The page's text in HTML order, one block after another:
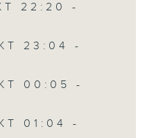
22:20 -
23:04 -
00:05 -
01:04 -